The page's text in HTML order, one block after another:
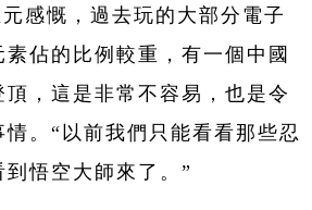
感慨，過去玩的大部分電子
佔的比例較重，有一個中國
頂，這是非常不容易，也是令
情。“以前我們只能看看那些忍
悟空大師來了。”